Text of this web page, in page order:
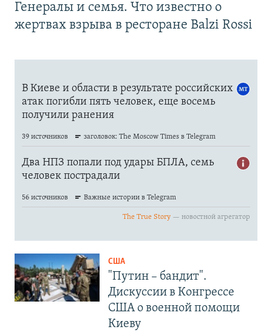
Генералы и семья. Что известно о
жертвах взрыва в ресторане Balzi Rossi
США
"Путин – бандит".
Дискуссии в Конгрессе
США о военной помощи
Киеву